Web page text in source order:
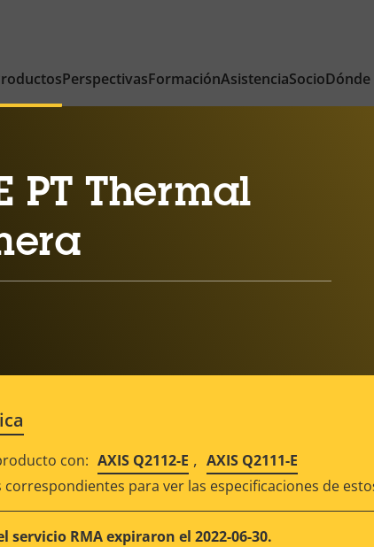
PerspectivasFormaciónAsistenciaSocio
PT Thermal
con: AXIS Q2112-E , AXIS Q2111-E
correspondientes para ver las especificaciones de
servicio RMA expiraron el 2022-06-30.